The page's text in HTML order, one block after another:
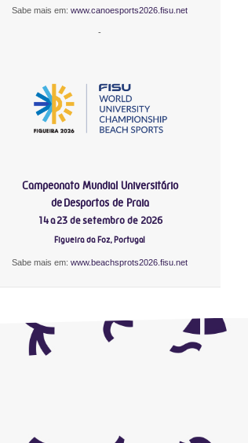
Sabe mais em:www.canoesports2026.fisu.net
-
Campeonato Mundial Universitário
de Desportos de Praia
14 a 23 de setembro de 2026
Figueira da Foz, Portugal
Sabe mais em:www.beachsprots2026.fisu.net